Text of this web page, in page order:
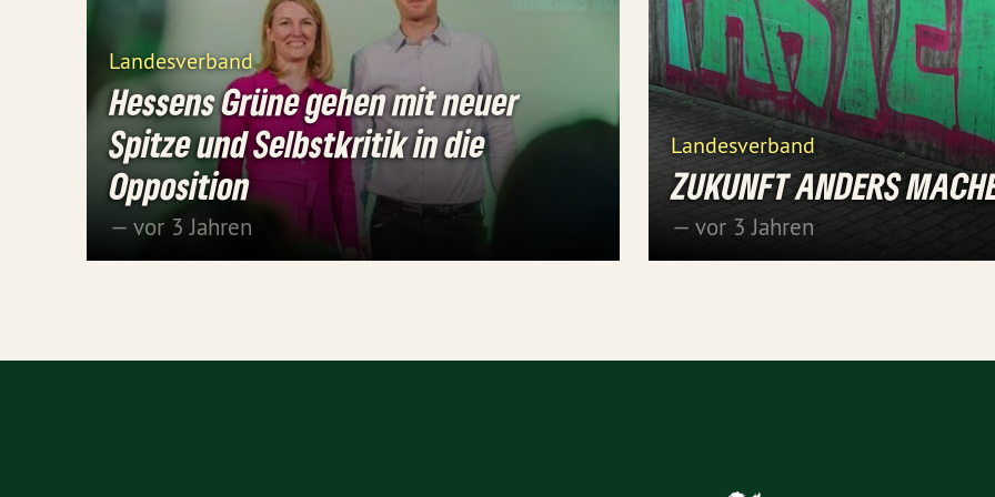
Landesverband
Hessens Grüne gehen mit neuer
Spitze und Selbstkritik in die
Opposition
— vor 3 Jahren
Landesverband
ZUKUNFT ANDERS
— vor 3 Jahren